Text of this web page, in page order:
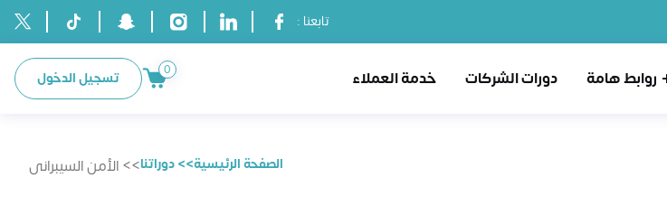
تابعنا :
روابط هامة دورات الشركات خدمة العملاء 0 تسجيل الدخول
الصفحة الرئيسية>> دوراتنا>> الأمن السيبرانى